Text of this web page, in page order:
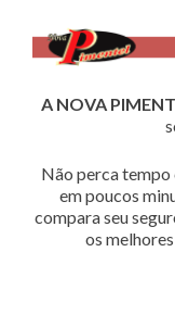
A NOVA
Não perca tempo
em poucos
compara seu
os